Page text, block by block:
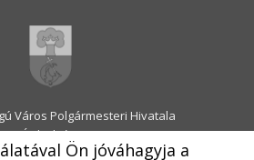
Ön jóváhagyja a
Város Polgármesteri Hivatala
Érd, Alsó utca 1.
2031 Érd, Pf.: 31